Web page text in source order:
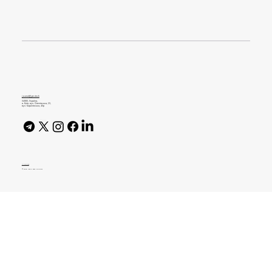
journal@gen.tech
04080, Україна,
м. Київ, вул. Оленівська, 23,​
вул. Кирилівська, 40р
AI Policy
© 2026 High Bar Journal